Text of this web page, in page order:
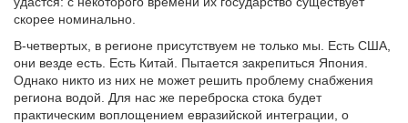
скорее номинально.
В-четвертых, в регионе присутствуем не только мы. Есть США,
они везде есть. Есть Китай. Пытается закрепиться Япония.
Однако никто из них не может решить проблему снабжения
региона водой. Для нас же переброска стока будет
практическим воплощением евразийской интеграции, о